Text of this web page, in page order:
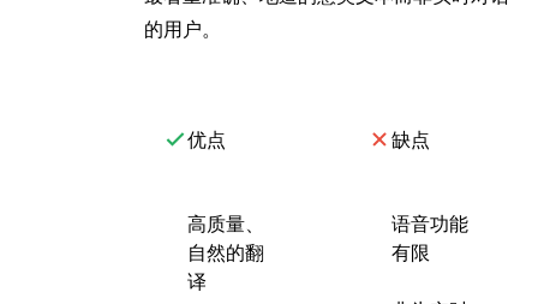
的用户。
优点
高质量、
自然的翻
译
缺点
语音功能
有限